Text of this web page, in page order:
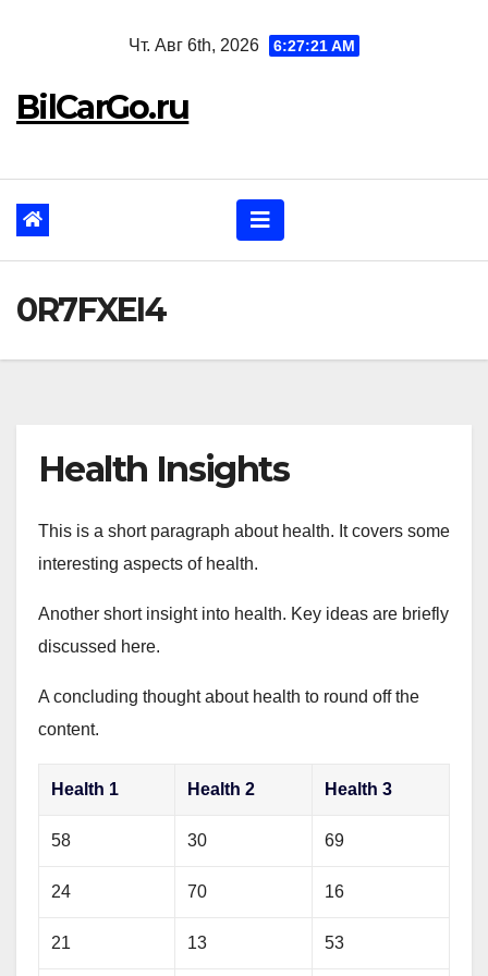
Чт. Авг 6th, 2026 6:27:22 AM
BilCarGo.ru
0R7FXEI4
Health Insights
This is a short paragraph about health. It covers some
interesting aspects of health.
Another short insight into health. Key ideas are briefly
discussed here.
A concluding thought about health to round off the
content.
Health 1 Health 2 Health 3
58 30 69
24 70 16
21 13 53